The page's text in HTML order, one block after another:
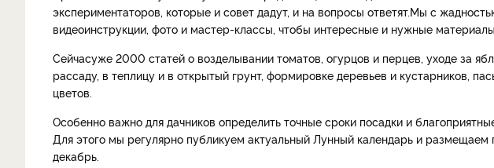
экспериментаторов, которые и совет дадут, и на вопросы ответят.Мы с
видеоинструкции, фото и мастер-классы, чтобы интересные и нужные
Сейчасуже 2000 статей о возделывании томатов, огурцов и перцев, уходе за
рассаду, в теплицу и в открытый грунт, формировке деревьев и кустарников,
цветов.
Особенно важно для дачников определить точные сроки посадки и
Для этого мы регулярно публикуем актуальный Лунный календарь и размещаем
декабрь.